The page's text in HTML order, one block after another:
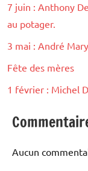
7 juin : Anthony
au potager.
3 mai : André
Fête des mères
1 février : Michel
Aucun